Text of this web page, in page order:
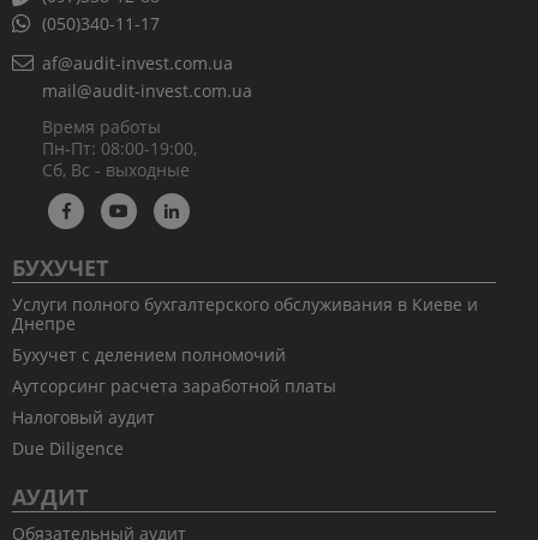
(050)340-11-17
af@audit-invest.com.ua
mail@audit-invest.com.ua
Время работы
Пн-Пт: 08:00-19:00,
Сб, Вс - выходные
БУХУЧЕТ
Услуги полного бухгалтерского обслуживания в Киеве и
Днепре
Бухучет с делением полномочий
Аутсорсинг расчета заработной платы
Налоговый аудит
Due Diligence
АУДИТ
Обязательный аудит